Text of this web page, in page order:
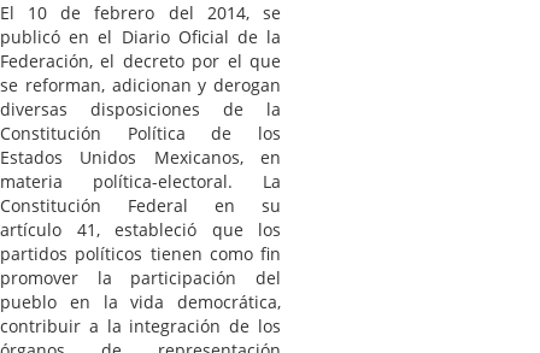
El 10 de febrero del 2014, se
publicó en el Diario Oficial de la
Federación, el decreto por el que
se reforman, adicionan y derogan
diversas disposiciones de la
Constitución Política de los
Estados Unidos Mexicanos, en
materia política-electoral. La
Constitución Federal en su
artículo 41, estableció que los
partidos políticos tienen como fin
promover la participación del
pueblo en la vida democrática,
contribuir a la integración de los